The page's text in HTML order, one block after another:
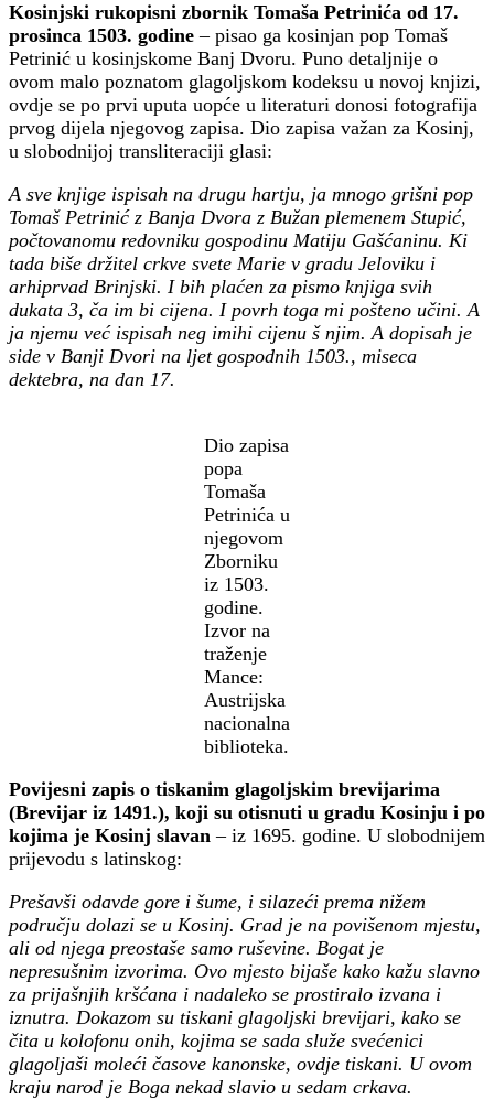
Kosinjski rukopisni zbornik Tomaša Petrinića od 17.
prosinca 1503. godine – pisao ga kosinjan pop Tomaš
Petrinić u kosinjskome Banj Dvoru. Puno detaljnije o
ovom malo poznatom glagoljskom kodeksu u novoj knjizi,
ovdje se po prvi uputa uopće u literaturi donosi fotografija
prvog dijela njegovog zapisa. Dio zapisa važan za Kosinj,
u slobodnijoj transliteraciji glasi:
A sve knjige ispisah na drugu hartju, ja mnogo grišni pop
Tomaš Petrinić z Banja Dvora z Bužan plemenem Stupić,
počtovanomu redovniku gospodinu Matiju Gašćaninu. Ki
tada biše držitel crkve svete Marie v gradu Jeloviku i
arhiprvad Brinjski. I bih plaćen za pismo knjiga svih
dukata 3, ča im bi cijena. I povrh toga mi pošteno učini. A
ja njemu već ispisah neg imihi cijenu š njim. A dopisah je
side v Banji Dvori na ljet gospodnih 1503., miseca
dektebra, na dan 17.
Dio zapisa
popa
Tomaša
Petrinića u
njegovom
Zborniku
iz 1503.
godine.
Izvor na
traženje
Mance:
Austrijska
nacionalna
biblioteka.
Povijesni zapis o tiskanim glagoljskim brevijarima
(Brevijar iz 1491.), koji su otisnuti u gradu Kosinju i po
kojima je Kosinj slavan – iz 1695. godine. U slobodnijem
prijevodu s latinskog:
Prešavši odavde gore i šume, i silazeći prema nižem
području dolazi se u Kosinj. Grad je na povišenom mjestu,
ali od njega preostaše samo ruševine. Bogat je
nepresušnim izvorima. Ovo mjesto bijaše kako kažu slavno
za prijašnjih kršćana i nadaleko se prostiralo izvana i
iznutra. Dokazom su tiskani glagoljski brevijari, kako se
čita u kolofonu onih, kojima se sada služe svećenici
glagoljaši moleći časove kanonske, ovdje tiskani. U ovom
kraju narod je Boga nekad slavio u sedam crkava.